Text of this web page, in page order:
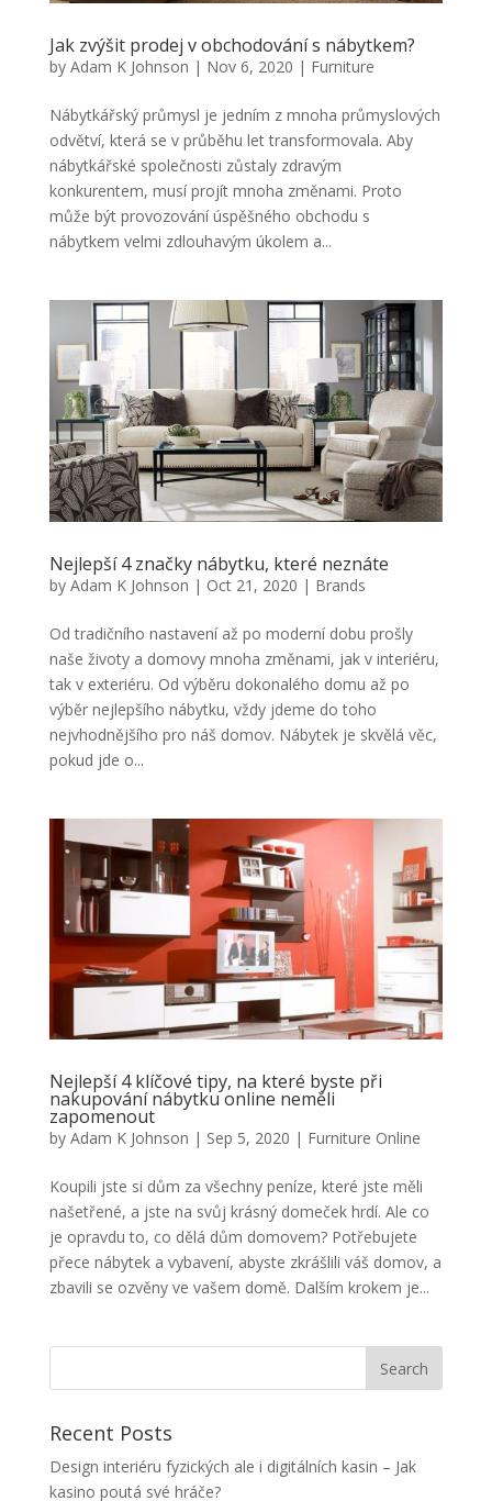
Jak zvýšit prodej v obchodování s nábytkem?
by Adam K Johnson | Nov 6, 2020 | Furniture
Nábytkářský průmysl je jedním z mnoha průmyslových
odvětví, která se v průběhu let transformovala. Aby
nábytkářské společnosti zůstaly zdravým
konkurentem, musí projít mnoha změnami. Proto
může být provozování úspěšného obchodu s
nábytkem velmi zdlouhavým úkolem a...
Nejlepší 4 značky nábytku, které neznáte
by Adam K Johnson | Oct 21, 2020 | Brands
Od tradičního nastavení až po moderní dobu prošly
naše životy a domovy mnoha změnami, jak v interiéru,
tak v exteriéru. Od výběru dokonalého domu až po
výběr nejlepšího nábytku, vždy jdeme do toho
nejvhodnějšího pro náš domov. Nábytek je skvělá věc,
pokud jde o...
Nejlepší 4 klíčové tipy, na které byste při
nakupování nábytku online neměli
zapomenout
by Adam K Johnson | Sep 5, 2020 | Furniture Online
Koupili jste si dům za všechny peníze, které jste měli
našetřené, a jste na svůj krásný domeček hrdí. Ale co
je opravdu to, co dělá dům domovem? Potřebujete
přece nábytek a vybavení, abyste zkrášlili váš domov, a
zbavili se ozvěny ve vašem domě. Dalším krokem je...
Recent Posts
Design interiéru fyzických ale i digitálních kasin – Jak
kasino poutá své hráče?